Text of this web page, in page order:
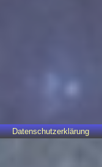
Datenschutzerklärung